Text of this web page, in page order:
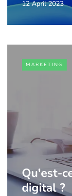
12 April 2023
MARKETING
Qu'est-
digital ?